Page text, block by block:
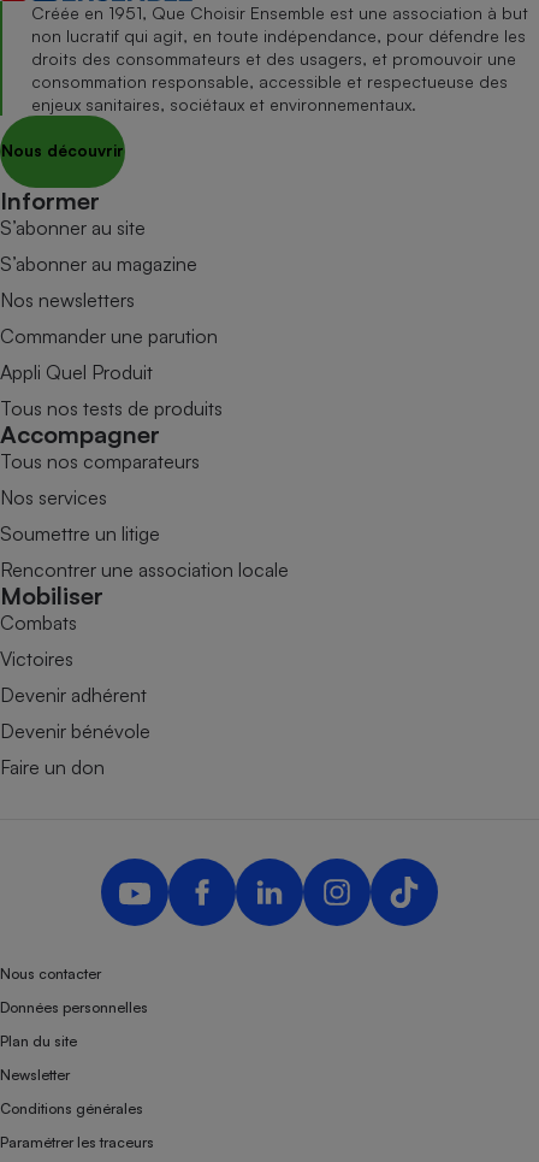
Créée en 1951, Que Choisir Ensemble est une association à but
non lucratif qui agit, en toute indépendance, pour défendre les
droits des consommateurs et des usagers, et promouvoir une
consommation responsable, accessible et respectueuse des
enjeux sanitaires, sociétaux et environnementaux.
Nous découvrir
Informer
S’abonner au site
S’abonner au magazine
Nos newsletters
Commander une parution
Appli Quel Produit
Tous nos tests de produits
Accompagner
Tous nos comparateurs
Nos services
Soumettre un litige
Rencontrer une association locale
Mobiliser
Combats
Victoires
Devenir adhérent
Devenir bénévole
Faire un don
Nous contacter
Données personnelles
Plan du site
Newsletter
Conditions générales
Paramétrer les traceurs